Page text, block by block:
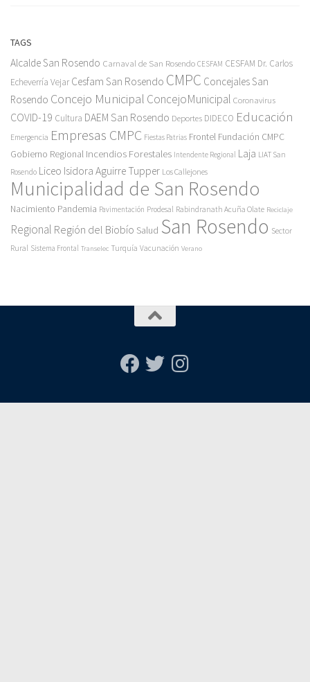
TAGS
Alcalde San Rosendo Carnaval de San Rosendo CESFAM CESFAM Dr. Carlos
Echeverría Vejar Cesfam San Rosendo CMPC Concejales San
Rosendo Concejo Municipal ConcejoMunicipal Coronavirus
COVID-19 Cultura DAEM San Rosendo Deportes DIDECO Educación
Emergencia Empresas CMPC Fiestas Patrias Frontel Fundación CMPC
Gobierno Regional Incendios Forestales Intendente Regional Laja LIAT San
Rosendo Liceo Isidora Aguirre Tupper Los Callejones
Municipalidad de San Rosendo
Nacimiento Pandemia Pavimentación Prodesal Rabindranath Acuña Olate Reciclaje
Regional Región del Biobío Salud San Rosendo Sector
Rural Sistema Frontal Transelec Turquía Vacunación Verano